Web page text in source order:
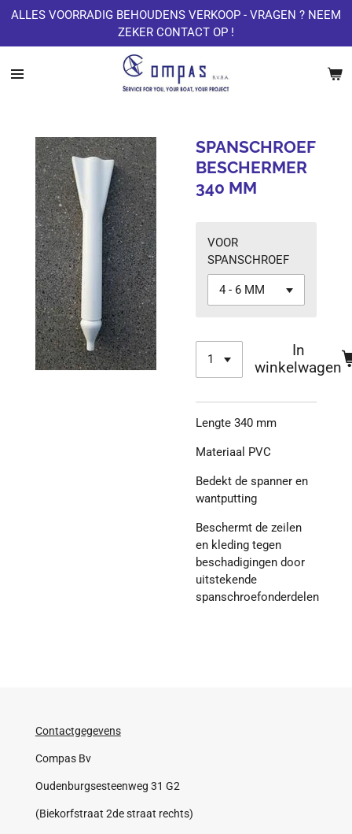
Ga
naar
de
ALLES VOORRADIG BEHOUDENS VERKOOP - VRAGEN ? NEEM
ZEKER CONTACT OP !
SPANSCHROEF
BESCHERMER
340 MM
VOOR
SPANSCHROEF
In
winkelwagen
Lengte 340 mm
Materiaal PVC
Bedekt de spanner en
wantputting
Beschermt de zeilen
en kleding tegen
beschadigingen door
uitstekende
spanschroefonderdelen
Contactgegevens
Compas Bv
Oudenburgsesteenweg 31 G2
(Biekorfstraat 2de straat rechts)